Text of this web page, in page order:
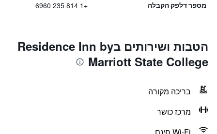
מספר דלפק הקבלה +1 814 235 6960
הטבות ושירותים בResidence Inn by
Marriott State College
בריכה מקורה
מרכז כושר